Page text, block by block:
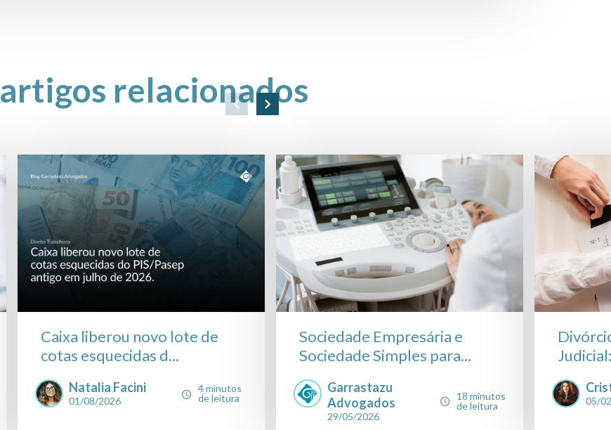
artigos relacionados
Caixa liberou novo lote de
cotas esquecidas d...
Natalia Facini
01/08/2026
4 minutos
de leitura
Sociedade Empresária e
Sociedade Simples para...
Garrastazu
Advogados
29/05/2026
18 minutos
de leitura
05/